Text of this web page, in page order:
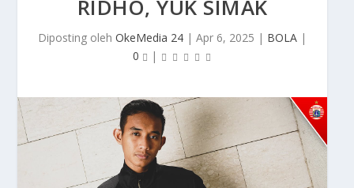
RIDHO, YUK SIMAK
Diposting oleh OkeMedia 24 | Apr 6, 2025 | BOLA |
0
|